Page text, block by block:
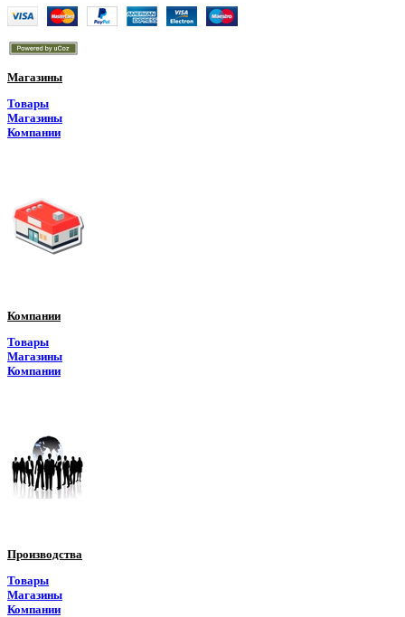
Магазины
Товары
Магазины
Компании
Компании
Товары
Магазины
Компании
Производства
Товары
Магазины
Компании